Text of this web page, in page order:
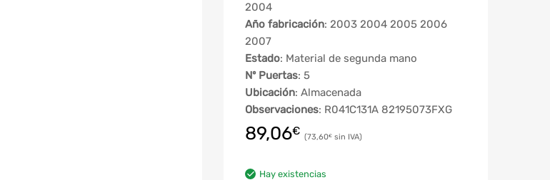
2004
Año fabricación: 2003 2004 2005 2006
2007
Estado: Material de segunda mano
Nº Puertas: 5
Ubicación: Almacenada
Observaciones: R041C131A 82195073FXG
89,06€ 73,60€
Hay existencias